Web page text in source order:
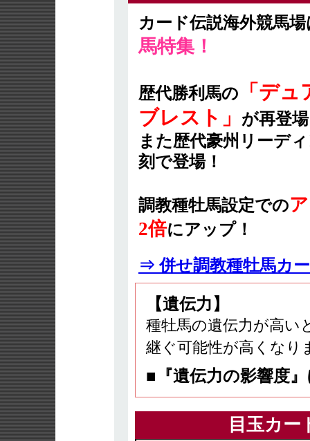
カード伝説海外競馬場
馬特集！
歴代勝利馬の
「デ
ブレスト」
が再登
また歴代豪州リーデ
刻で登場！
調教種牡馬設定での
2倍にアップ！
⇒ 併せ調教種牡馬カ
【遺伝力】
種牡馬の遺伝力が高い
継ぐ可能性が高くなり
■『遺伝力の影響度
目玉カ